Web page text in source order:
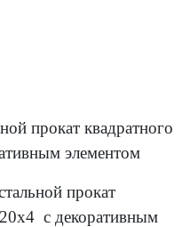
прокат квадратного
элементом
прокат
с декоративным